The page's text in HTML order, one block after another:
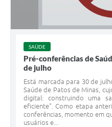
SAÚDE
Pré-conferências de
de julho
Está marcada para 30 de
Saúde de Patos de Minas,
digital: construindo uma
eficiente". Como etapa
conferências, momento em
usuários e...